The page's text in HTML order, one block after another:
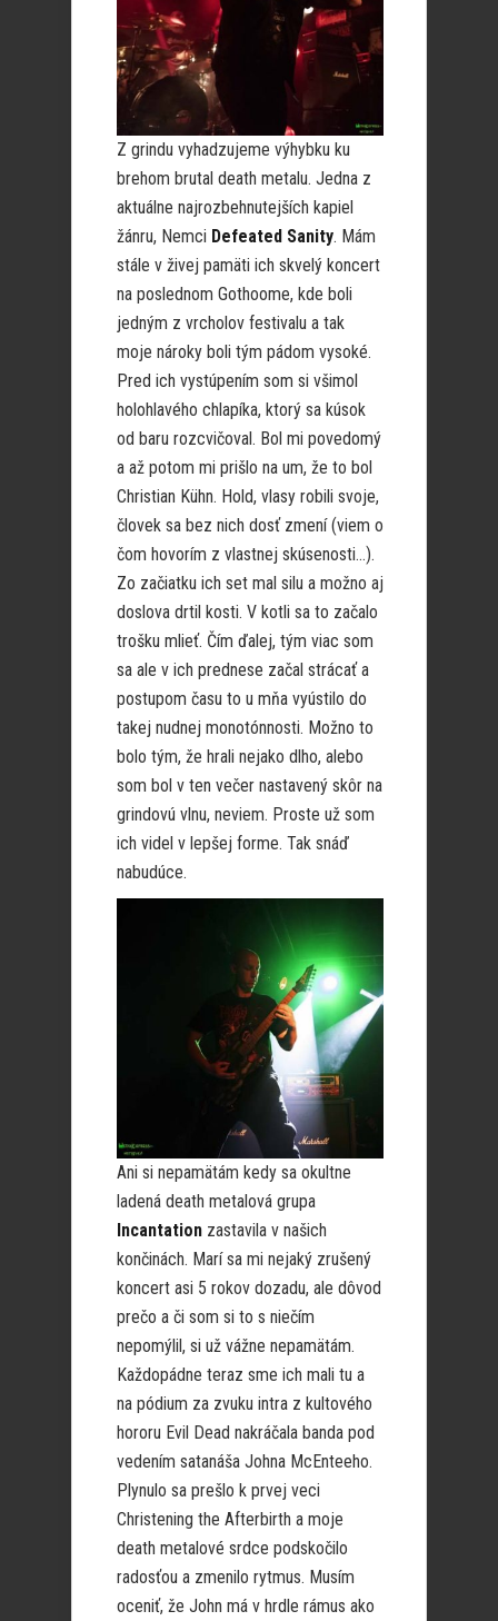
Z grindu vyhadzujeme výhybku ku
brehom brutal death metalu. Jedna z
aktuálne najrozbehnutejších kapiel
žánru, Nemci Defeated Sanity. Mám
stále v živej pamäti ich skvelý koncert
na poslednom Gothoome, kde boli
jedným z vrcholov festivalu a tak
moje nároky boli tým pádom vysoké.
Pred ich vystúpením som si všimol
holohlavého chlapíka, ktorý sa kúsok
od baru rozcvičoval. Bol mi povedomý
a až potom mi prišlo na um, že to bol
Christian Kühn. Hold, vlasy robili svoje,
človek sa bez nich dosť zmení (viem o
čom hovorím z vlastnej skúsenosti…).
Zo začiatku ich set mal silu a možno aj
doslova drtil kosti. V kotli sa to začalo
trošku mlieť. Čím ďalej, tým viac som
sa ale v ich prednese začal strácať a
postupom času to u mňa vyústilo do
takej nudnej monotónnosti. Možno to
bolo tým, že hrali nejako dlho, alebo
som bol v ten večer nastavený skôr na
grindovú vlnu, neviem. Proste už som
ich videl v lepšej forme. Tak snáď
nabudúce.
Ani si nepamätám kedy sa okultne
ladená death metalová grupa
Incantation zastavila v našich
končinách. Marí sa mi nejaký zrušený
koncert asi 5 rokov dozadu, ale dôvod
prečo a či som si to s niečím
nepomýlil, si už vážne nepamätám.
Každopádne teraz sme ich mali tu a
na pódium za zvuku intra z kultového
hororu Evil Dead nakráčala banda pod
vedením satanáša Johna McEnteeho.
Plynulo sa prešlo k prvej veci
Christening the Afterbirth a moje
death metalové srdce podskočilo
radosťou a zmenilo rytmus. Musím
oceniť, že John má v hrdle rámus ako